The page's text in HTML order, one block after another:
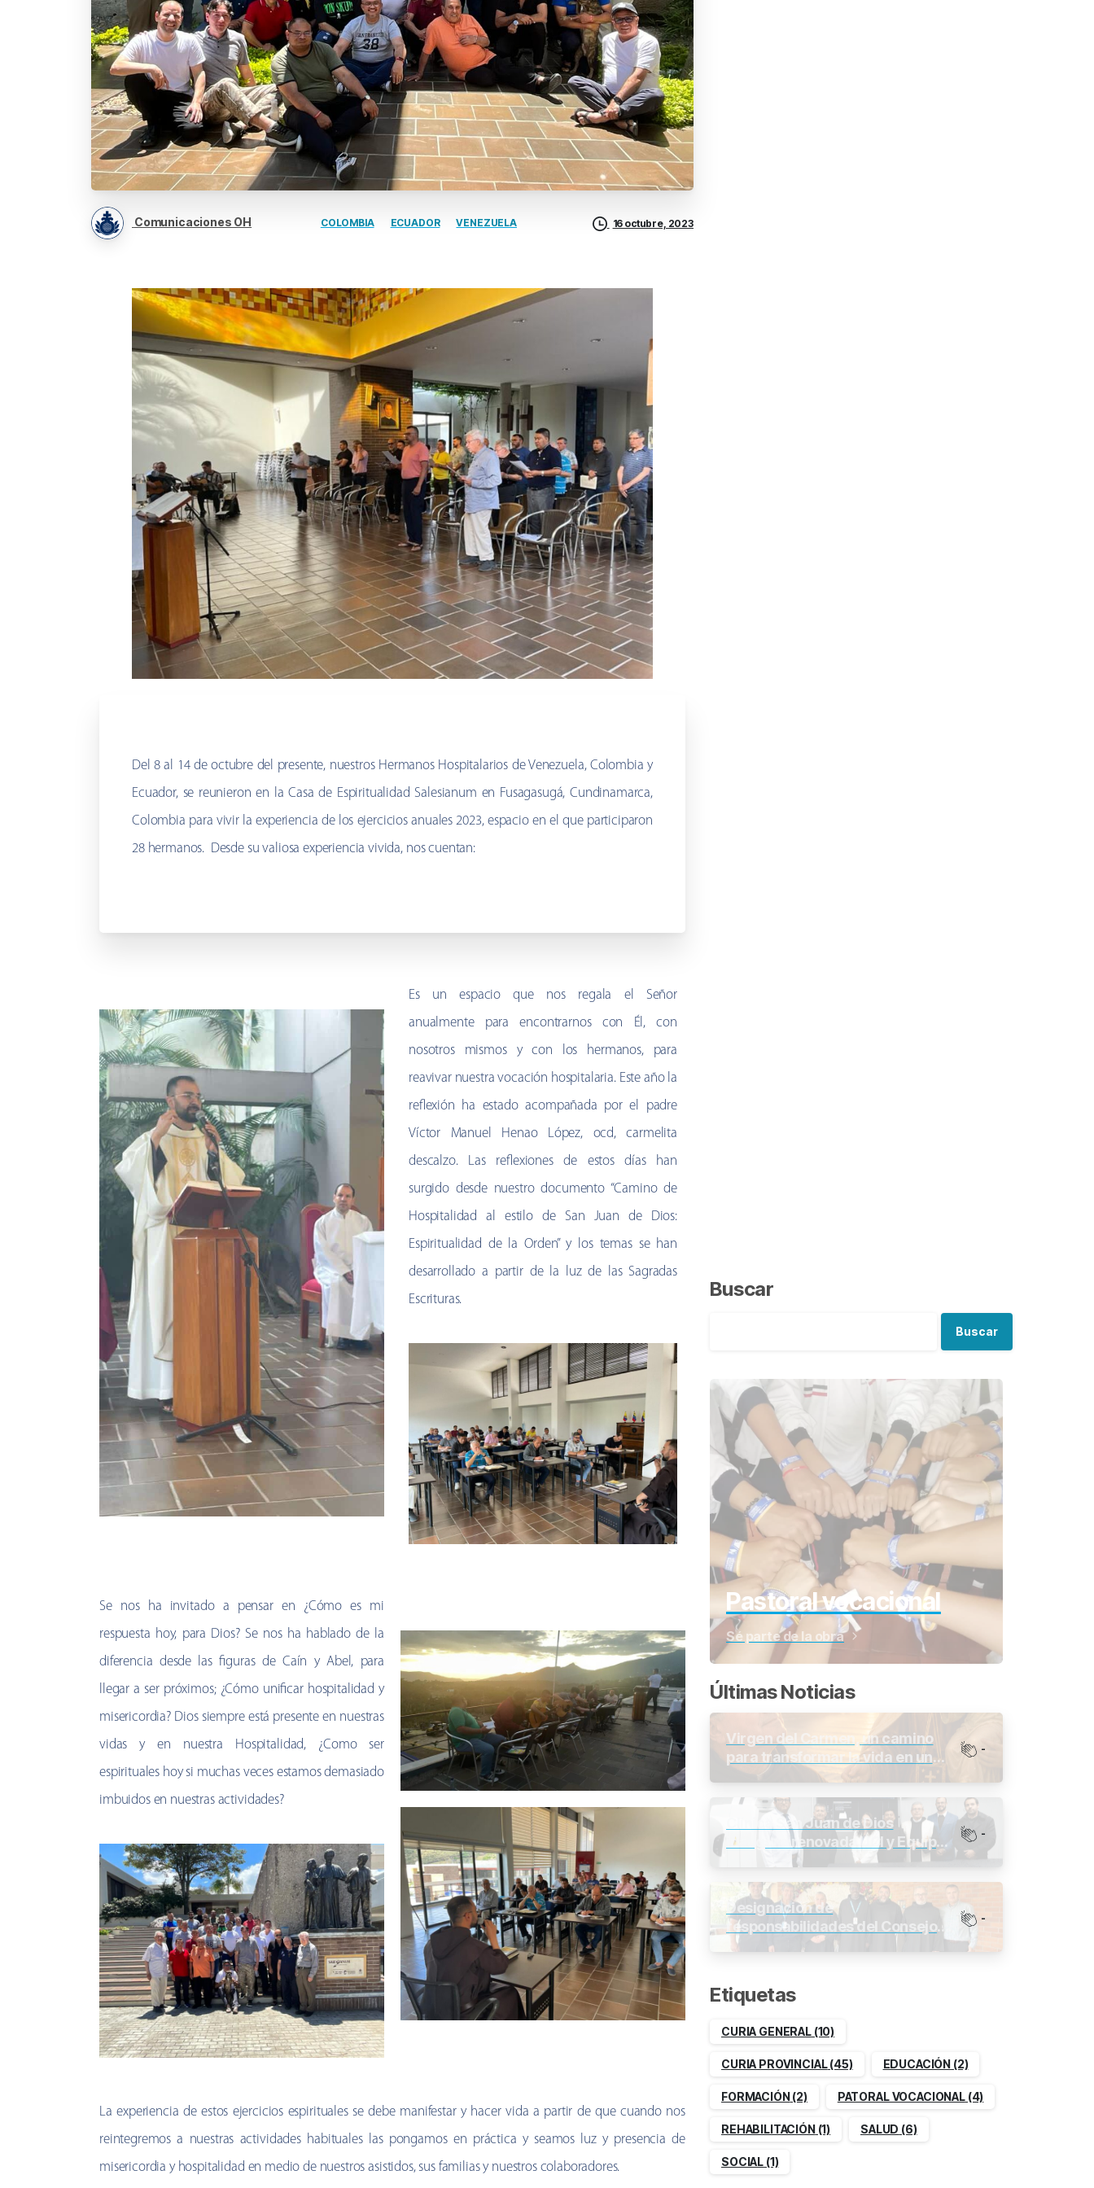
Comunicaciones OH COLOMBIA ECUADOR VENEZUELA 16 octubre, 2023
Del 8 al 14 de octubre del presente, nuestros Hermanos Hospitalarios de Venezuela, Colombia y
Ecuador, se reunieron en la Casa de Espiritualidad Salesianum en Fusagasugá, Cundinamarca,
Colombia para vivir la experiencia de los ejercicios anuales 2023, espacio en el que participaron
28 hermanos. Desde su valiosa experiencia vivida, nos cuentan:
Es un espacio que nos regala el Señor
anualmente para encontrarnos con Él, con
nosotros mismos y con los hermanos, para
reavivar nuestra vocación hospitalaria. Este año la
reflexión ha estado acompañada por el padre
Víctor Manuel Henao López, ocd, carmelita
descalzo. Las reflexiones de estos días han
surgido desde nuestro documento “Camino de
Hospitalidad al estilo de San Juan de Dios:
Espiritualidad de la Orden” y los temas se han
desarrollado a partir de la luz de las Sagradas
Escrituras.
Se nos ha invitado a pensar en ¿Cómo es mi
respuesta hoy, para Dios? Se nos ha hablado de la
diferencia desde las figuras de Caín y Abel, para
llegar a ser próximos; ¿Cómo unificar hospitalidad y
misericordia? Dios siempre está presente en nuestras
vidas y en nuestra Hospitalidad, ¿Como ser
espirituales hoy si muchas veces estamos demasiado
imbuidos en nuestras actividades?
La experiencia de estos ejercicios espirituales se debe manifestar y hacer vida a partir de que cuando nos
reintegremos a nuestras actividades habituales las pongamos en práctica y seamos luz y presencia de
misericordia y hospitalidad en medio de nuestros asistidos, sus familias y nuestros colaboradores.
Buscar
Buscar
Pastoral vocacional
Sé parte de la obra
Últimas Noticias
Virgen del Carmen, un camino
para transformar la vida en un
mundo cambiante
-
Clínica San Juan de Dios
inaugura renovada UCI y Equipos
de última generación
-
Designación de
responsabilidades del Consejo
Provincial 2026-2030
-
Etiquetas
CURIA GENERAL(10)
CURIA PROVINCIAL(45) EDUCACIÓN (2)
FORMACIÓN(2) PATORAL VOCACIONAL(4)
REHABILITACIÓN(1) SALUD (6)
SOCIAL (1)